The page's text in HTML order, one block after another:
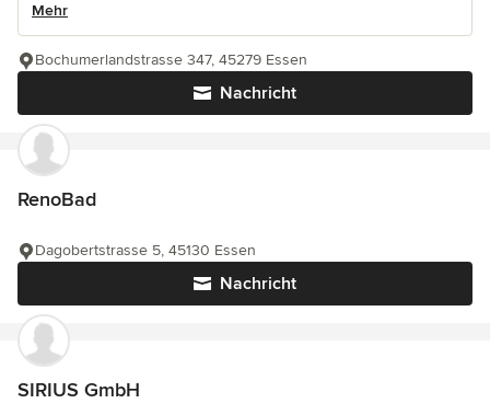
Mehr
Nachricht
Bochumerlandstrasse 347, 45279 Essen
RenoBad
Nachricht
Dagobertstrasse 5, 45130 Essen
SIRIUS GmbH